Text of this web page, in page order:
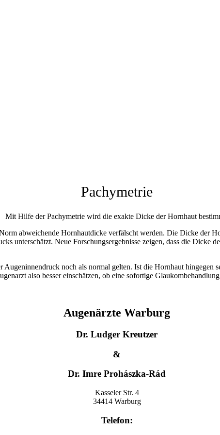
Pachymetrie
Mit Hilfe der Pachymetrie wird die exakte Dicke der Hornhaut
abweichende Hornhautdicke verfälscht werden. Die Dicke der
unterschätzt. Neue Forschungsergebnisse zeigen, dass die Dicke
noch als normal gelten. Ist die Hornhaut hingegen
also besser einschätzen, ob eine sofortige
Augenärzte Warburg
Dr. Ludger Kreutzer
&
Dr. Imre Prohászka-Rád
Kasseler Str. 4
34414 Warburg
Telefon: